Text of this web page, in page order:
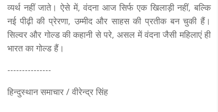
व्यर्थ नहीं जाते। ऐसे में, वंदना आज सिर्फ एक खिलाड़ी नहीं, बल्कि
नई पीढ़ी की प्रेरणा, उम्मीद और साहस की प्रतीक बन चुकी हैं।
सिल्वर और गोल्ड की कहानी से परे, असल में वंदना जैसी महिलाएं ही
भारत का गोल्ड हैं।
---------------
हिन्दुस्थान समाचार / वीरेन्द्र सिंह